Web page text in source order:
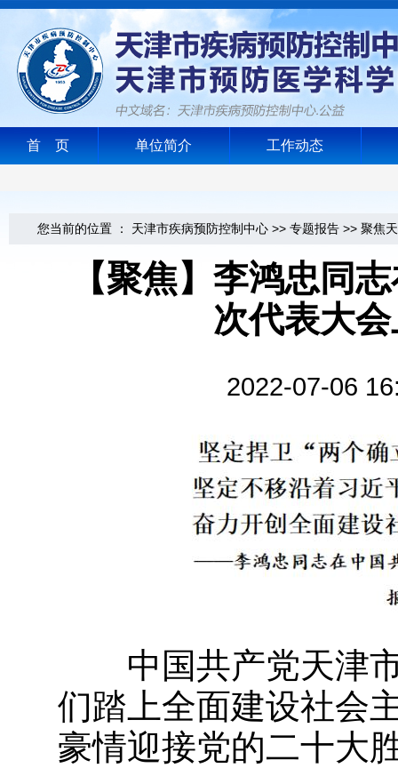
首 页 单位简介 工作动态
您当前的位置 ： 天津市疾病预防控制中心 >> 专题报告 >> 聚焦
【聚焦】李鸿忠同
次代表大
2022-07-06
中国共产党天津
们踏上全面建设社会
豪情迎接党的二十大